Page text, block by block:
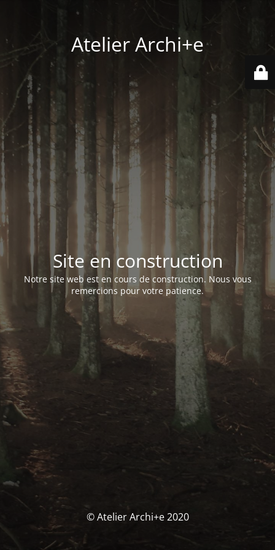
Atelier Archi+e
Site en construction
Notre site web est en cours de construction. Nous vous
remercions pour votre patience.
© Atelier Archi+e 2020